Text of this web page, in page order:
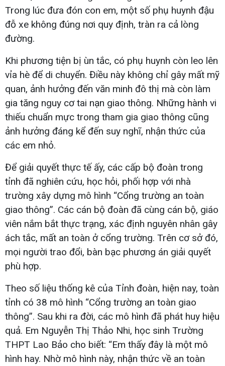
Trong lúc đưa đón con em, một số phụ huynh đậu
đỗ xe không đúng nơi quy định, tràn ra cả lòng
đường.
Khi phương tiện bị ùn tắc, có phụ huynh còn leo lên
vỉa hè để di chuyển. Điều này không chỉ gây mất mỹ
quan, ảnh hưởng đến văn minh đô thị mà còn làm
gia tăng nguy cơ tai nạn giao thông. Những hành vi
thiếu chuẩn mực trong tham gia giao thông cũng
ảnh hưởng đáng kể đến suy nghĩ, nhận thức của
các em nhỏ.
Để giải quyết thực tế ấy, các cấp bộ đoàn trong
tỉnh đã nghiên cứu, học hỏi, phối hợp với nhà
trường xây dựng mô hình “Cổng trường an toàn
giao thông”. Các cán bộ đoàn đã cùng cán bộ, giáo
viên nắm bắt thực trạng, xác định nguyên nhân gây
ách tắc, mất an toàn ở cổng trường. Trên cơ sở đó,
mọi người trao đổi, bàn bạc phương án giải quyết
phù hợp.
Theo số liệu thống kê của Tỉnh đoàn, hiện nay, toàn
tỉnh có 38 mô hình “Cổng trường an toàn giao
thông”. Sau khi ra đời, các mô hình đã phát huy hiệu
quả. Em Nguyễn Thị Thảo Nhi, học sinh Trường
THPT Lao Bảo cho biết: “Em thấy đây là một mô
hình hay. Nhờ mô hình này, nhận thức về an toàn